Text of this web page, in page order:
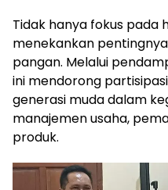
Tidak hanya fokus pada
menekankan
pangan. Melalui
ini mendorong
generasi muda dalam
manajemen usaha,
produk.